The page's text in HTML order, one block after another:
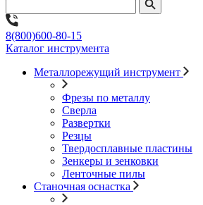
8(800)600-80-15
Каталог инструмента
Металлорежущий инструмент
Фрезы по металлу
Сверла
Развертки
Резцы
Твердосплавные пластины
Зенкеры и зенковки
Ленточные пилы
Станочная оснастка